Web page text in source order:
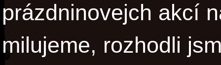
prázdninovejch akcí
milujeme, rozhodli